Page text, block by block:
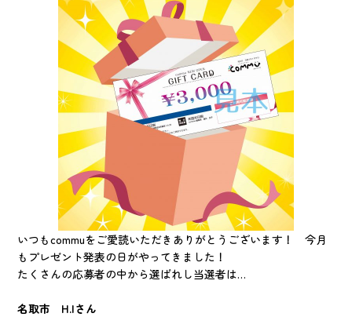
いつもcommuをご愛読いただきありがとうございます！ 今月
もプレゼント発表の日がやってきました！
たくさんの応募者の中から選ばれし当選者は…
名取市 H.Iさん